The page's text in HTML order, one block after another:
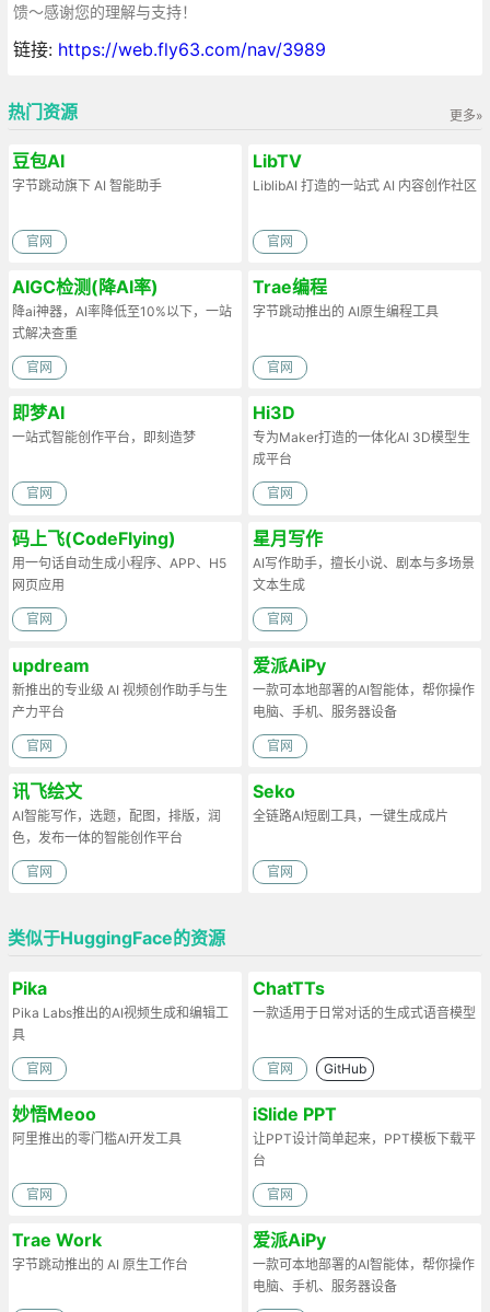
馈～感谢您的理解与支持！
链接: https://web.fly63.com/nav/3989
更多»
热门资源
豆包AI
字节跳动旗下 AI 智能助手
官网
LibTV
LiblibAI 打造的一站式 AI 内容创作社区
官网
AIGC检测(降AI率)
降ai神器，AI率降低至10%以下，一站
式解决查重
官网
Trae编程
字节跳动推出的 AI原生编程工具
官网
即梦AI
一站式智能创作平台，即刻造梦
官网
Hi3D
专为Maker打造的一体化AI 3D模型生
成平台
官网
码上飞(CodeFlying)
用一句话自动生成小程序、APP、H5
网页应用
官网
星月写作
AI写作助手，擅长小说、剧本与多场景
文本生成
官网
updream
新推出的专业级 AI 视频创作助手与生
产力平台
官网
爱派AiPy
一款可本地部署的AI智能体，帮你操作
电脑、手机、服务器设备
官网
讯飞绘文
AI智能写作，选题，配图，排版，润
色，发布一体的智能创作平台
官网
Seko
全链路AI短剧工具，一键生成成片
官网
类似于HuggingFace的资源
Pika
Pika Labs推出的AI视频生成和编辑工
具
官网
ChatTTs
一款适用于日常对话的生成式语音模型
官网 GitHub
妙悟Meoo
阿里推出的零门槛AI开发工具
官网
iSlide PPT
让PPT设计简单起来，PPT模板下载平
台
官网
Trae Work
字节跳动推出的 AI 原生工作台
爱派AiPy
一款可本地部署的AI智能体，帮你操作
电脑、手机、服务器设备